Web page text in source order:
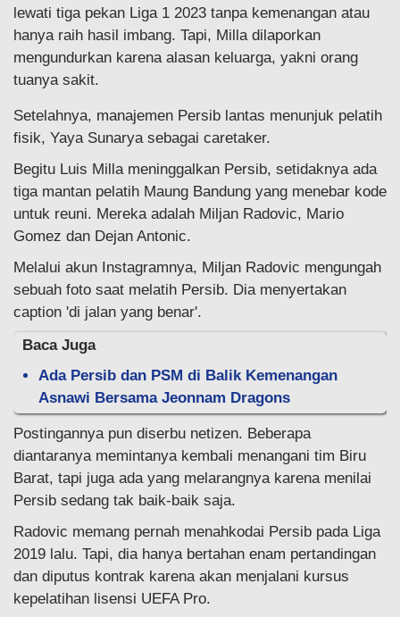
lewati tiga pekan Liga 1 2023 tanpa kemenangan atau
hanya raih hasil imbang. Tapi, Milla dilaporkan
mengundurkan karena alasan keluarga, yakni orang
tuanya sakit.
Setelahnya, manajemen Persib lantas menunjuk pelatih
fisik, Yaya Sunarya sebagai caretaker.
Begitu Luis Milla meninggalkan Persib, setidaknya ada
tiga mantan pelatih Maung Bandung yang menebar kode
untuk reuni. Mereka adalah Miljan Radovic, Mario
Gomez dan Dejan Antonic.
Melalui akun Instagramnya, Miljan Radovic mengungah
sebuah foto saat melatih Persib. Dia menyertakan
caption 'di jalan yang benar'.
Baca Juga
Ada Persib dan PSM di Balik Kemenangan
Asnawi Bersama Jeonnam Dragons
Postingannya pun diserbu netizen. Beberapa
diantaranya memintanya kembali menangani tim Biru
Barat, tapi juga ada yang melarangnya karena menilai
Persib sedang tak baik-baik saja.
Radovic memang pernah menahkodai Persib pada Liga
2019 lalu. Tapi, dia hanya bertahan enam pertandingan
dan diputus kontrak karena akan menjalani kursus
kepelatihan lisensi UEFA Pro.